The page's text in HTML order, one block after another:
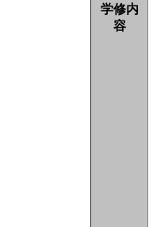
学修内
容